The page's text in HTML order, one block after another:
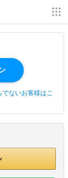
ないお客様はこ